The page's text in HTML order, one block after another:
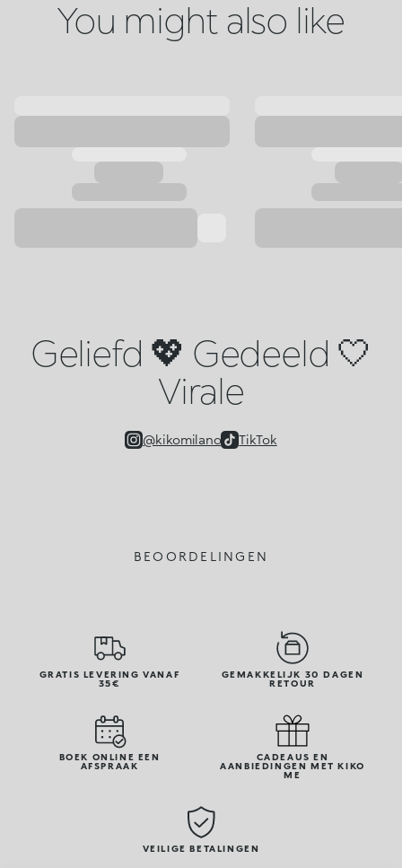
You might also like
Geliefd 💖 Gedeeld 🤍
Virale
@kikomilano TikTok
BEOORDELINGEN
GRATIS LEVERING VANAF
35€
GEMAKKELIJK 30 DAGEN
RETOUR
BOEK ONLINE EEN
AFSPRAAK
CADEAUS EN
AANBIEDINGEN MET KIKO
ME
VEILIGE BETALINGEN